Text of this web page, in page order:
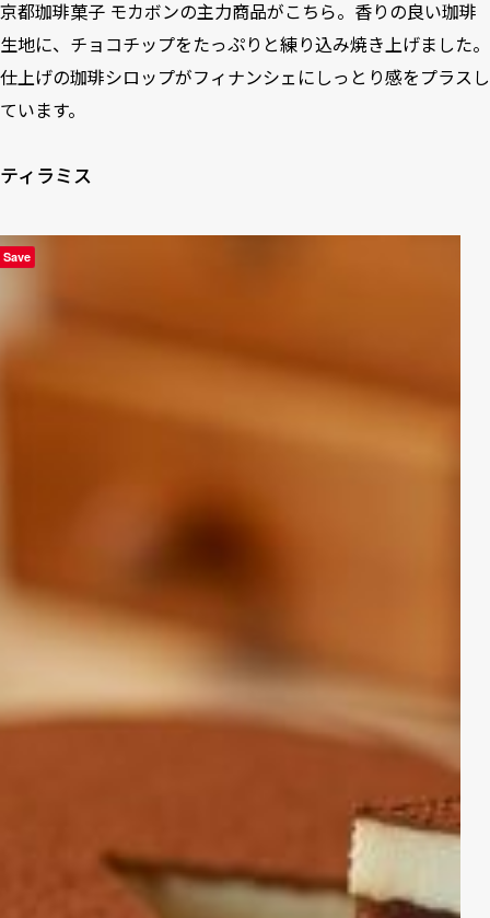
京都珈琲菓子 モカボンの主力商品がこちら。香りの良い珈琲
生地に、チョコチップをたっぷりと練り込み焼き上げました。
仕上げの珈琲シロップがフィナンシェにしっとり感をプラスし
ています。
ティラミス
Save